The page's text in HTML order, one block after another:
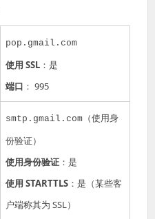
pop.gmail.com
使用 SSL ：是
端口 ： 995
smtp.gmail.com （使用身
份验证）
使用身份验证 ：是
使用 STARTTLS ：是（某些客
户端称其为 SSL）